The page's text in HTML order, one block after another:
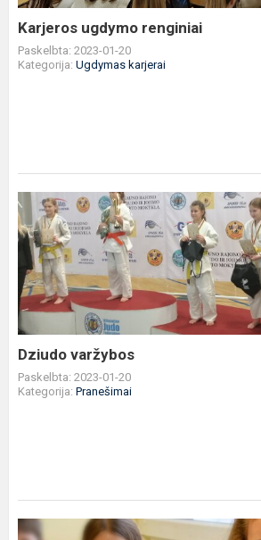
Karjeros ugdymo renginiai
Paskelbta: 2023-01-20
Kategorija: Ugdymas karjerai
Dziudo
varžybos
Dziudo varžybos
Paskelbta: 2023-01-20
Kategorija: Pranešimai
Priimami